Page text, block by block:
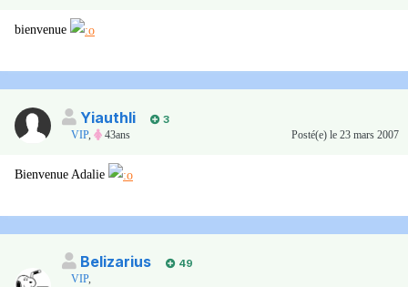
bienvenue
Yiauthli
3
VIP, 43ans Posté(e) le 23 mars 2007
Bienvenue Adalie
Belizarius
49
VIP,